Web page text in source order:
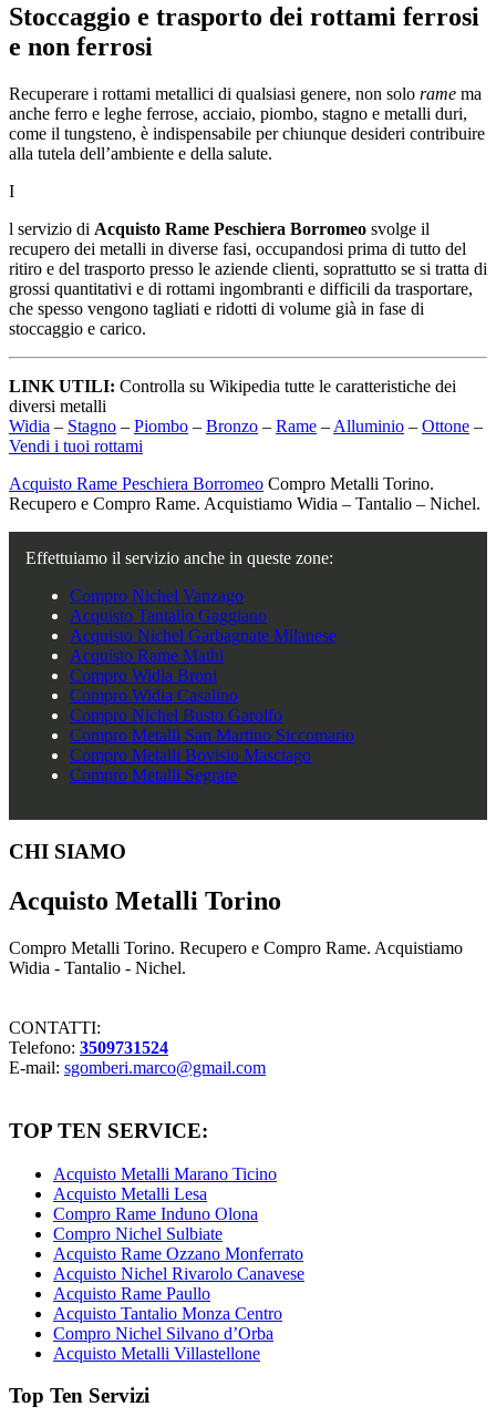
Stoccaggio e trasporto dei rottami ferrosi
e non ferrosi
Recuperare i rottami metallici di qualsiasi genere, non solo rame ma
anche ferro e leghe ferrose, acciaio, piombo, stagno e metalli duri,
come il tungsteno, è indispensabile per chiunque desideri contribuire
alla tutela dell’ambiente e della salute.
I
l servizio di Acquisto Rame Peschiera Borromeo svolge il
recupero dei metalli in diverse fasi, occupandosi prima di tutto del
ritiro e del trasporto presso le aziende clienti, soprattutto se si tratta di
grossi quantitativi e di rottami ingombranti e difficili da trasportare,
che spesso vengono tagliati e ridotti di volume già in fase di
stoccaggio e carico.
LINK UTILI: Controlla su Wikipedia tutte le caratteristiche dei
diversi metalli
Widia – Stagno – Piombo – Bronzo – Rame – Alluminio – Ottone –
Vendi i tuoi rottami
Acquisto Rame Peschiera Borromeo Compro Metalli Torino.
Recupero e Compro Rame. Acquistiamo Widia – Tantalio – Nichel.
Effettuiamo il servizio anche in queste zone:
Compro Nichel Vanzago
Acquisto Tantalio Gaggiano
Acquisto Nichel Garbagnate Milanese
Acquisto Rame Mathi
Compro Widia Broni
Compro Widia Casalino
Compro Nichel Busto Garolfo
Compro Metalli San Martino Siccomario
Compro Metalli Bovisio Masciago
Compro Metalli Segrate
Footer
CHI SIAMO
Acquisto Metalli Torino
Compro Metalli Torino. Recupero e Compro Rame. Acquistiamo
Widia - Tantalio - Nichel.
CONTATTI:
Telefono: 3509731524
E-mail: sgomberi.marco@gmail.com
TOP TEN SERVICE:
Acquisto Metalli Marano Ticino
Acquisto Metalli Lesa
Compro Rame Induno Olona
Compro Nichel Sulbiate
Acquisto Rame Ozzano Monferrato
Acquisto Nichel Rivarolo Canavese
Acquisto Rame Paullo
Acquisto Tantalio Monza Centro
Compro Nichel Silvano d’Orba
Acquisto Metalli Villastellone
Top Ten Servizi